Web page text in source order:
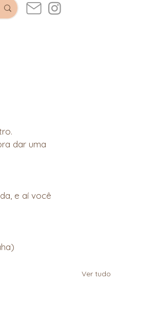
dar uma
e aí você
Ver tudo